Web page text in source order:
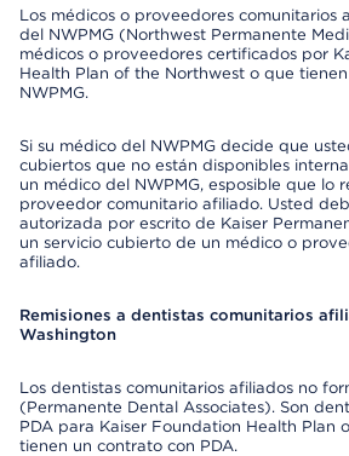
Los médicos o proveedores comunitarios
del NWPMG (Northwest Permanente
médicos o proveedores certificados por
Health Plan of the Northwest o que
NWPMG.
Si su médico del NWPMG decide que
cubiertos que no están disponibles
un médico del NWPMG, esposible que lo
proveedor comunitario afiliado. Usted
autorizada por escrito de Kaiser
un servicio cubierto de un médico o
afiliado.
Remisiones a dentistas comunitarios
Washington
Los dentistas comunitarios afiliados no
(Permanente Dental Associates). Son
PDA para Kaiser Foundation Health Plan
tienen un contrato con PDA.